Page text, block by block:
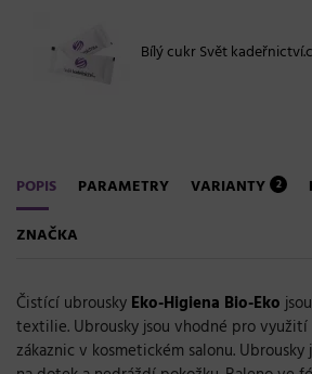
Bílý cukr Svět
POPIS PARAMETRY VARIANTY 2
ZNAČKA
Čistící ubrousky Eko-Higiena Bio-Eko
textilie. Ubrousky jsou vhodné pro
zákaznic v kosmetickém salonu.